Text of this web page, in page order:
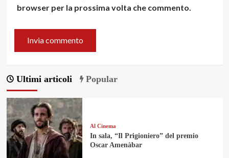
browser per la prossima volta che commento.
Ultimi articoli Popular
Al Cinema
In sala, “Il Prigioniero” del premio
Oscar Amenàbar